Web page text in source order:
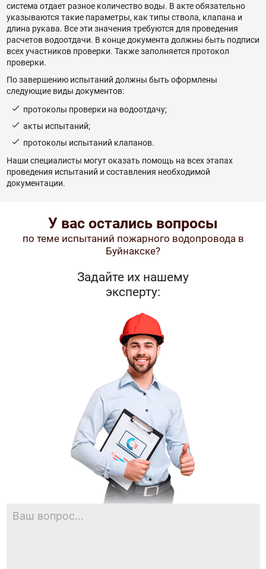
система отдает разное количество воды. В акте обязательно
указываются такие параметры, как типы ствола, клапана и
длина рукава. Все эти значения требуются для проведения
расчетов водоотдачи. В конце документа должны быть подписи
всех участников проверки. Также заполняется протокол
проверки.
По завершению испытаний должны быть оформлены
следующие виды документов:
протоколы проверки на водоотдачу;
акты испытаний;
протоколы испытаний клапанов.
Наши специалисты могут оказать помощь на всех этапах
проведения испытаний и составления необходимой
документации.
У вас остались вопросы
по теме испытаний пожарного водопровода в
Буйнакске?
Задайте их нашему
эксперту: